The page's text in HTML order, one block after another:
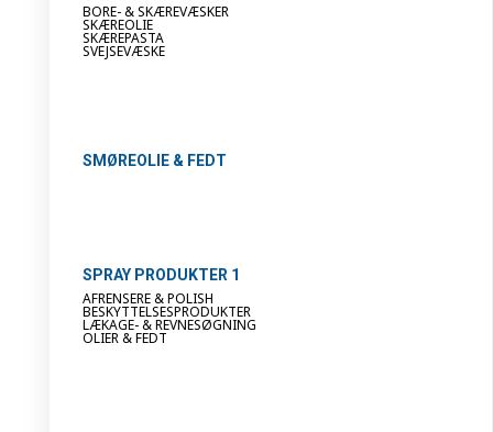
BORE- & SKÆREVÆSKER
SKÆREOLIE
SKÆREPASTA
SVEJSEVÆSKE
SMØREOLIE & FEDT
SPRAY PRODUKTER 1
AFRENSERE & POLISH
BESKYTTELSESPRODUKTER
LÆKAGE- & REVNESØGNING
OLIER & FEDT